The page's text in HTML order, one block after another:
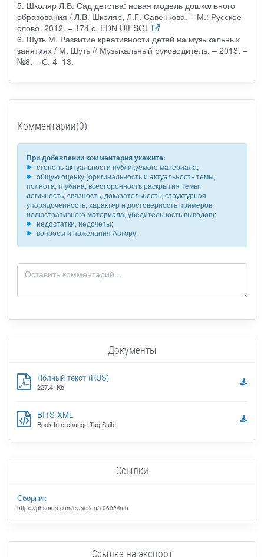
5. Школяр Л.В. Сад детства: новая модель дошкольного
образования / Л.В. Школяр, Л.Г. Савенкова. – М.: Русское
слово, 2012. – 174 с. EDN UIFSGL
6. Шуть М. Развитие креативности детей на музыкальных
занятиях / М. Шуть // Музыкальный руководитель. – 2013. –
№8. – С. 4–13.
Комментарии(0)
При добавлении комментария укажите:
степень актуальности публикуемого материала;
общую оценку (оригинальность и актуальность темы,
полнота, глубина, всесторонность раскрытия темы,
логичность, связность, доказательность, структурная
упорядоченность, характер и достоверность примеров,
иллюстративного материала, убедительность выводов);
недостатки, недочеты;
вопросы и пожелания Автору.
Документы
Полный текст (RUS)
227.41Kb
BITS XML
Book Interchange Tag Suite
Ссылки
Сборник
https://phsreda.com/cv/action/10602/info
Ссылка на экспорт